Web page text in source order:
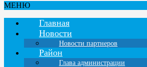
МЕНЮ
Главная
Новости
Новости партнеров
Район
Глава администрации